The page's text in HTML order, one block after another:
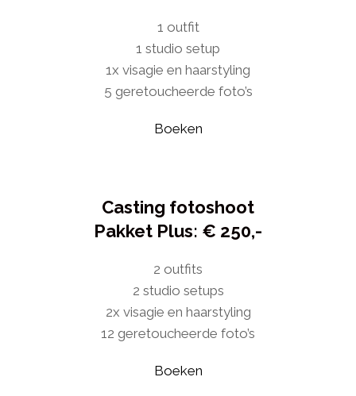
1 outfit
1 studio setup
1x visagie en haarstyling
5 geretoucheerde foto’s
Boeken
Casting fotoshoot
Pakket Plus: € 250,-
2 outfits
2 studio setups
2x visagie en haarstyling
12 geretoucheerde foto’s
Boeken